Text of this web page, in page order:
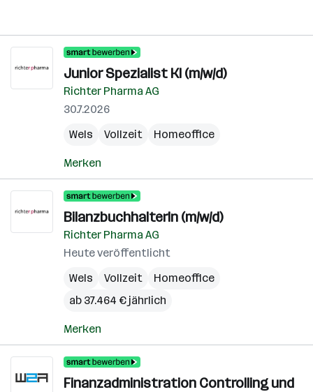
Junior Spezialist KI (m/w/d)
Richter Pharma AG
30.7.2026
Wels
Vollzeit Homeoffice
Merken
BilanzbuchhalterIn (m/w/d)
Richter Pharma AG
Heute veröffentlicht
Wels
Vollzeit
Homeoffice
ab 37.464 € jährlich
Merken
Finanzadministration Controlling und